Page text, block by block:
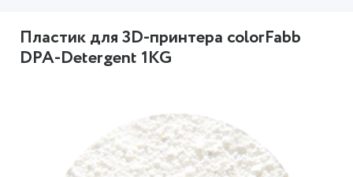
Пластик для 3D-принтера colorFabb
DPA-Detergent 1KG